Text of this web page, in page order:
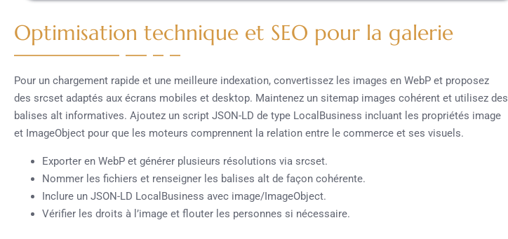
Optimisation technique et SEO pour la galerie
Pour un chargement rapide et une meilleure indexation, convertissez les images en WebP et proposez
des srcset adaptés aux écrans mobiles et desktop. Maintenez un sitemap images cohérent et utilisez des
balises alt informatives. Ajoutez un script JSON-LD de type LocalBusiness incluant les propriétés image
et ImageObject pour que les moteurs comprennent la relation entre le commerce et ses visuels.
Exporter en WebP et générer plusieurs résolutions via srcset.
Nommer les fichiers et renseigner les balises alt de façon cohérente.
Inclure un JSON-LD LocalBusiness avec image/ImageObject.
Vérifier les droits à l’image et flouter les personnes si nécessaire.